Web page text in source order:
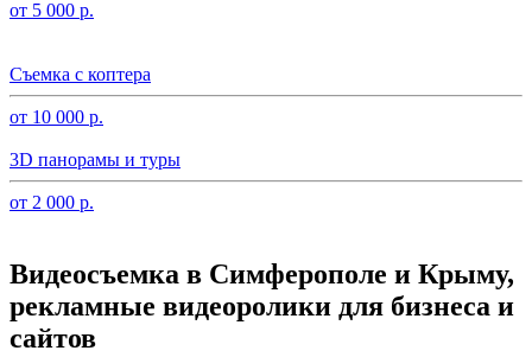
от 5 000 р.
Съемка с коптера
от 10 000 р.
3D панорамы и туры
от 2 000 р.
Видеосъемка в Симферополе и Крыму,
рекламные видеоролики для бизнеса и
сайтов